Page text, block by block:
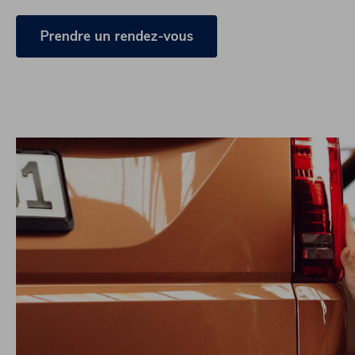
Prendre un rendez-vous